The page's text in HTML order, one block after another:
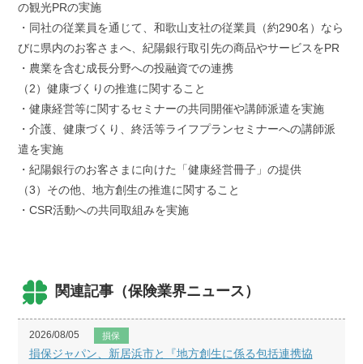
の観光PRの実施
・同社の従業員を通じて、和歌山支社の従業員（約290名）なら
びに県内のお客さまへ、紀陽銀行取引先の商品やサービスをPR
・農業を含む成長分野への投融資での連携
（2）健康づくりの推進に関すること
・健康経営等に関するセミナーの共同開催や講師派遣を実施
・介護、健康づくり、終活等ライフプランセミナーへの講師派
遣を実施
・紀陽銀行のお客さまに向けた「健康経営冊子」の提供
（3）その他、地方創生の推進に関すること
・CSR活動への共同取組みを実施
関連記事（保険業界ニュース）
2026/08/05 損保
損保ジャパン、新居浜市と『地方創生に係る包括連携協